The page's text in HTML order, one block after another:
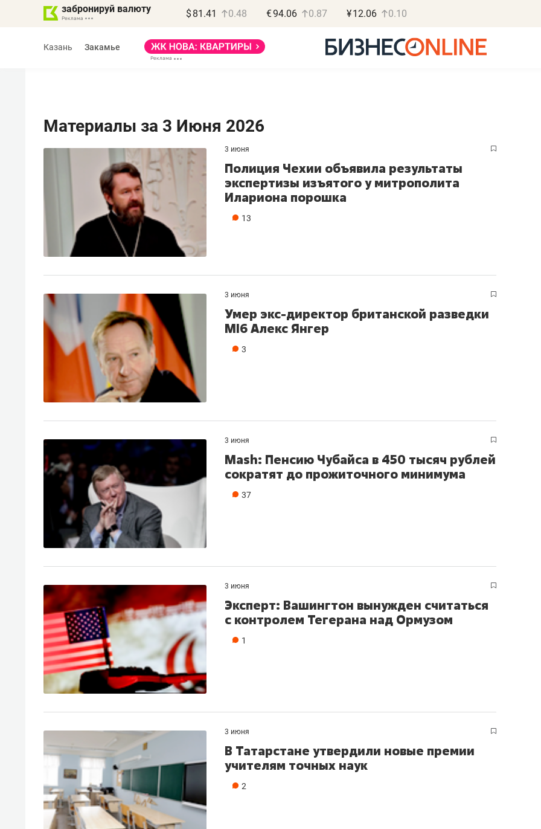
забронируй валюту $ 81.41 0.48 €94.06 0.87 ¥12.06 0.10
Казань Закамье
Материалы за 3 Июня 2026
3 июня
Полиция Чехии объявила результаты
экспертизы изъятого у митрополита
Илариона порошка
13
3 июня
Умер экс-директор британской разведки
MI6 Алекс Янгер
3
3 июня
Mash: Пенсию Чубайса в 450 тысяч рублей
сократят до прожиточного минимума
37
3 июня
Эксперт: Вашингтон вынужден считаться
с контролем Тегерана над Ормузом
1
3 июня
В Татарстане утвердили новые премии
учителям точных наук
2
чем интересен Оман?
Рекомендуем
Психотерапевт «Фороса»:
«Директорский невроз» –
когда человек не считает
свою сверхнагрузку
Рекомендуем